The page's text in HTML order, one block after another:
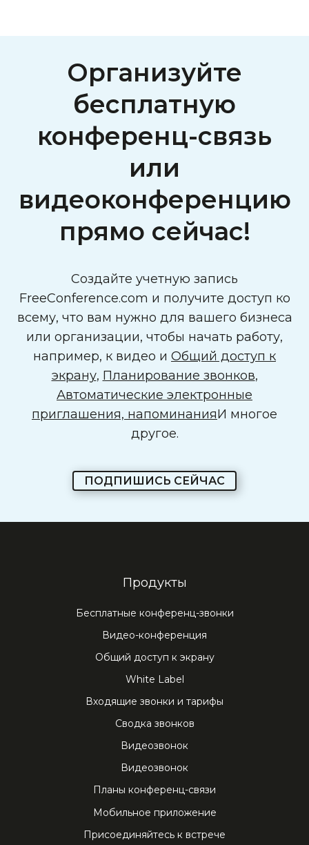
Организуйте
бесплатную
конференц-связь
или
видеоконференцию
прямо сейчас!
Создайте учетную запись
FreeConference.com и получите доступ ко
всему, что вам нужно для вашего бизнеса
или организации, чтобы начать работу,
например, к видео и Общий доступ к
экрану, Планирование звонков,
Автоматические электронные
приглашения, напоминанияИ многое
другое.
ПОДПИШИСЬ СЕЙЧАС
Продукты
Бесплатные конференц-звонки
Видео-конференция
Общий доступ к экрану
White Label
Входящие звонки и тарифы
Сводка звонков
Видеозвонок
Видеозвонок
Планы конференц-связи
Мобильное приложение
Присоединяйтесь к встрече